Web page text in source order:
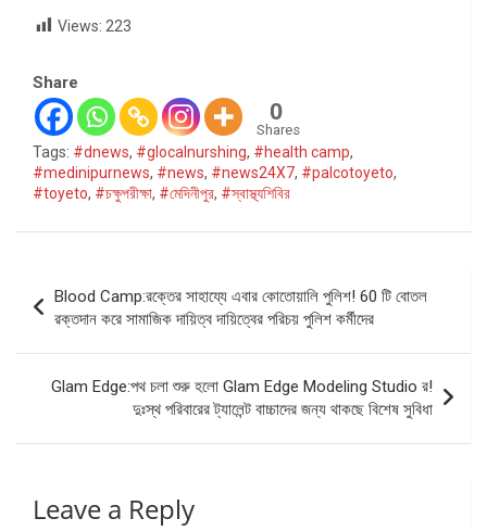
Views: 223
Share
0
Shares
Tags: #dnews, #glocalnurshing, #health camp,
#medinipurnews, #news, #news24X7, #palcotoyeto,
#toyeto, #চক্ষুপরীক্ষা, #মেদিনীপুর, #স্বাস্থ্যশিবির
Post
navigation
Blood Camp:রক্তের সাহায্যে এবার কোতোয়ালি পুলিশ! 60 টি বোতল
রক্তদান করে সামাজিক দায়িত্ব দায়িত্বের পরিচয় পুলিশ কর্মীদের
Glam Edge:পথ চলা শুরু হলো Glam Edge Modeling Studio র!
দুঃস্থ পরিবারের ট্যালেন্ট বাচ্চাদের জন্য থাকছে বিশেষ সুবিধা
Leave a Reply